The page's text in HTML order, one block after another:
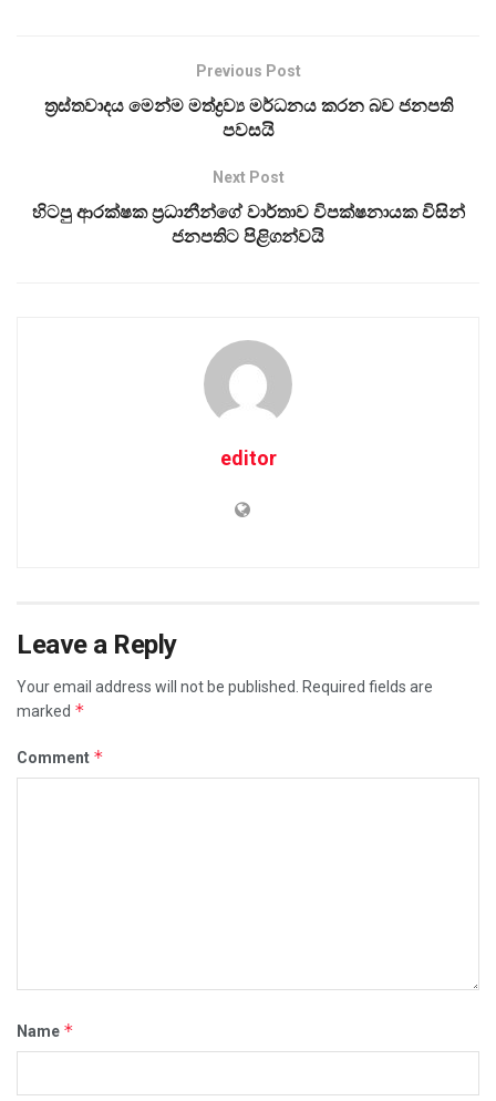
Previous Post
ත්‍රස්තවාදය මෙන්ම මත්ද්‍රව්‍ය මර්ධනය කරන බව ජනපති
පවසයි
Next Post
හිටපු ආරක්ෂක ප‍්‍රධානීන්ගේ වාර්තාව විපක්ෂනායක විසින්
ජනපතිට පිළිගන්වයි
editor
Leave a Reply
Your email address will not be published.
Required fields are
marked *
Comment *
Name *